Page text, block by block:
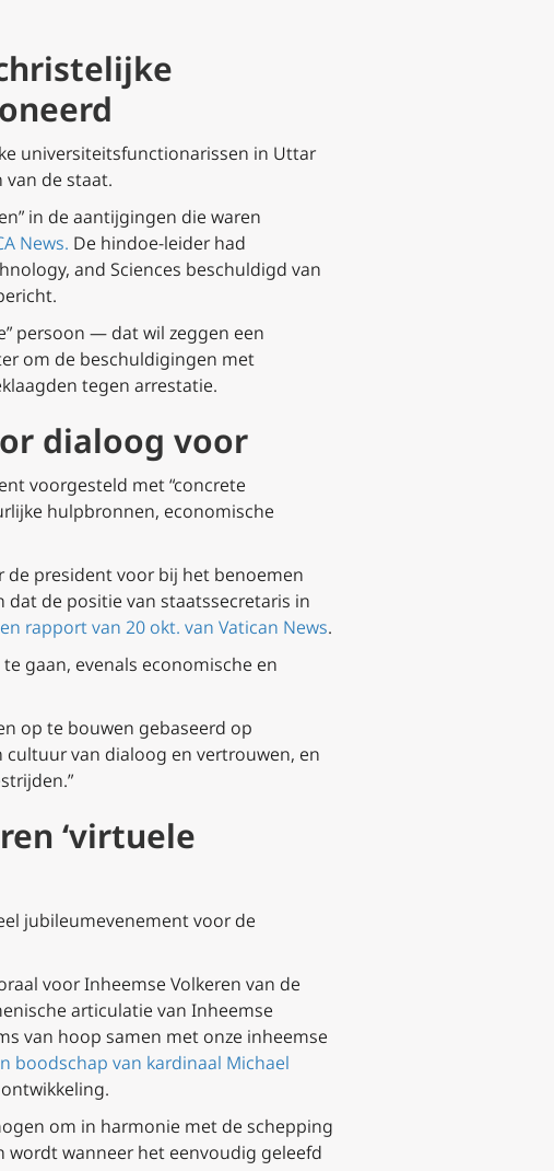
universiteitsfunctionarissen in Uttar
de staat.
in de aantijgingen die waren
News. De hindoe-leider had
and Sciences beschuldigd van
persoon — dat wil zeggen een
om de beschuldigingen met
tegen arrestatie.
dialoog voor
voorgesteld met “concrete
hulpbronnen, economische
de president voor bij het benoemen
de positie van staatssecretaris in
rapport van 20 okt. van Vatican News.
gaan, evenals economische en
op te bouwen gebaseerd op
van dialoog en vertrouwen, en
‘virtuele
jubileumevenement voor de
voor Inheemse Volkeren van de
articulatie van Inheemse
van hoop samen met onze inheemse
boodschap van kardinaal Michael
om in harmonie met de schepping
wordt wanneer het eenvoudig geleefd